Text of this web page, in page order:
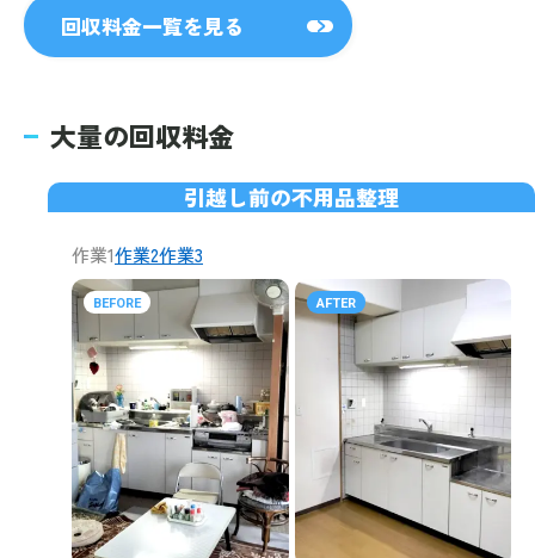
回収料金一覧を見る
大量の回収料金
引越し前の不用品整理
作業1作業2作業3
BEFORE AFTER